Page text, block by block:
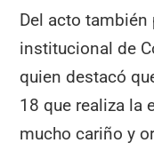
Del acto
institucional de
quien destacó
18 que realiza la
mucho cariño y